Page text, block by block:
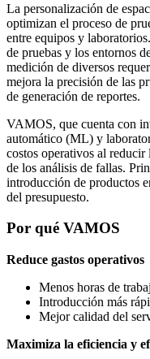
La personalización de
optimizan el proceso de
entre equipos y
de pruebas y los entornos
medición de diversos
mejora la precisión de las
de generación de reportes.
VAMOS, que cuenta con
automático (ML) y
costos operativos al
de los análisis de fallas.
introducción de productos
del presupuesto.
Por qué VAMOS
Reduce gastos operativos
Menos horas de
Introducción más
Mejor calidad del
Maximiza la eficiencia y